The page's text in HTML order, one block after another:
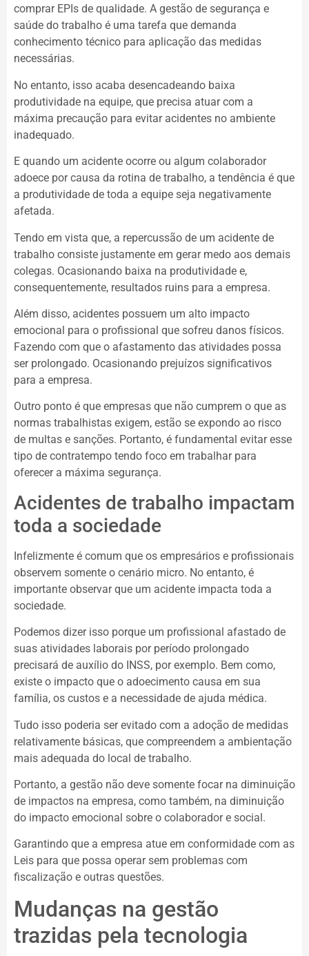
comprar EPIs de qualidade. A gestão de segurança e
saúde do trabalho é uma tarefa que demanda
conhecimento técnico para aplicação das medidas
necessárias.
No entanto, isso acaba desencadeando baixa
produtividade na equipe, que precisa atuar com a
máxima precaução para evitar acidentes no ambiente
inadequado.
E quando um acidente ocorre ou algum colaborador
adoece por causa da rotina de trabalho, a tendência é que
a produtividade de toda a equipe seja negativamente
afetada.
Tendo em vista que, a repercussão de um acidente de
trabalho consiste justamente em gerar medo aos demais
colegas. Ocasionando baixa na produtividade e,
consequentemente, resultados ruins para a empresa.
Além disso, acidentes possuem um alto impacto
emocional para o profissional que sofreu danos físicos.
Fazendo com que o afastamento das atividades possa
ser prolongado. Ocasionando prejuízos significativos
para a empresa.
Outro ponto é que empresas que não cumprem o que as
normas trabalhistas exigem, estão se expondo ao risco
de multas e sanções. Portanto, é fundamental evitar esse
tipo de contratempo tendo foco em trabalhar para
oferecer a máxima segurança.
Acidentes de trabalho impactam
toda a sociedade
Infelizmente é comum que os empresários e profissionais
observem somente o cenário micro. No entanto, é
importante observar que um acidente impacta toda a
sociedade.
Podemos dizer isso porque um profissional afastado de
suas atividades laborais por período prolongado
precisará de auxílio do INSS, por exemplo. Bem como,
existe o impacto que o adoecimento causa em sua
família, os custos e a necessidade de ajuda médica.
Tudo isso poderia ser evitado com a adoção de medidas
relativamente básicas, que compreendem a ambientação
mais adequada do local de trabalho.
Portanto, a gestão não deve somente focar na diminuição
de impactos na empresa, como também, na diminuição
do impacto emocional sobre o colaborador e social.
Garantindo que a empresa atue em conformidade com as
Leis para que possa operar sem problemas com
fiscalização e outras questões.
Mudanças na gestão
trazidas pela tecnologia